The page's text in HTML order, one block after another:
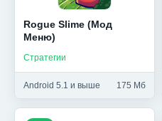
Rogue Slime (Мод
Меню)
Стратегии
Android 5.1 и выше 175 Мб